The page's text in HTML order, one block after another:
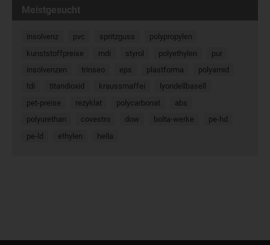
Meistgesucht
insolvenz pvc spritzguss
polypropylen
kunststoffpreise
mdi styrol polyethylen
pur
insolvenzen
trinseo eps plastforma
polyamid
tdi
titandioxid kraussmaffei
lyondellbasell
pet-preise
rezyklat polycarbonat
abs
polyurethan
covestro dow bolta-werke
pe-hd
pe-ld
ethylen hella